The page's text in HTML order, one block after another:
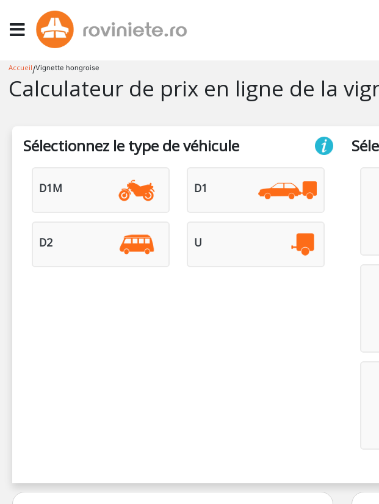
Accueil/Vignette hongroise
Calculateur de prix en ligne de la
Sélectionnez le type de véhicule
D1M D1
D2 U